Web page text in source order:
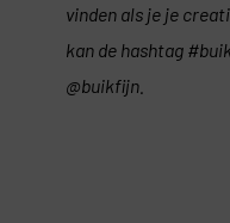
vinden als je je
kan de hashtag
@buikfijn.